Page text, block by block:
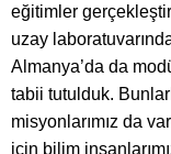
eğitimler
uzay
Almanya’da da
tabii tutulduk.
misyonlarımız da
için bilim